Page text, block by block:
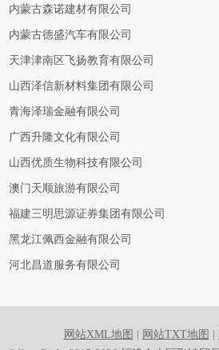
内蒙古森诺建材有限公司
内蒙古德盛汽车有限公司
天津津南区飞扬教育有限公司
山西泽信新材料集团有限公司
青海泽瑞金融有限公司
广西升隆文化有限公司
山西优质生物科技有限公司
澳门天顺旅游有限公司
福建三明思源证券集团有限公司
黑龙江佩西金融有限公司
河北昌道服务有限公司
网站XML地图 网站TXT地图